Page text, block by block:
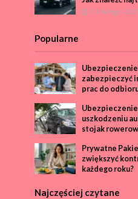
13 lutego
Popularne
zabezpieczyć
prac do
Ubezpieczenie
uszkodzeniu
stojak
Prywatne
zwiększyć
każdego roku?
Najczęściej czytane